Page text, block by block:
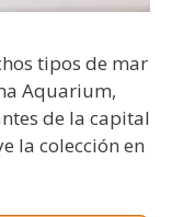
tipos de mar
Aquarium,
de la capital
la colección en